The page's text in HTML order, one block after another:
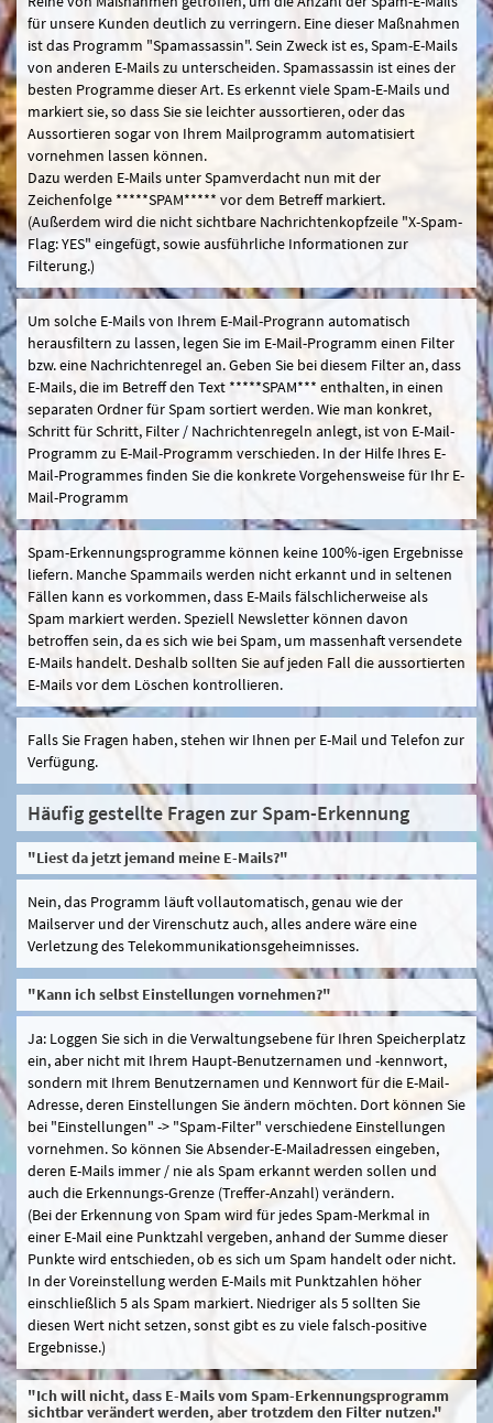
für unsere Kunden deutlich zu verringern. Eine dieser Maßnahmen
ist das Programm "Spamassassin". Sein Zweck ist es, Spam-E-Mails
von anderen E-Mails zu unterscheiden. Spamassassin ist eines der
besten Programme dieser Art. Es erkennt viele Spam-E-Mails und
markiert sie, so dass Sie sie leichter aussortieren, oder das
Aussortieren sogar von Ihrem Mailprogramm automatisiert
vornehmen lassen können.
Dazu werden E-Mails unter Spamverdacht nun mit der
Zeichenfolge *****SPAM***** vor dem Betreff markiert.
(Außerdem wird die nicht sichtbare Nachrichtenkopfzeile "X-Spam-
Flag: YES" eingefügt, sowie ausführliche Informationen zur
Filterung.)
Um solche E-Mails von Ihrem E-Mail-Progrann automatisch
herausfiltern zu lassen, legen Sie im E-Mail-Programm einen Filter
bzw. eine Nachrichtenregel an. Geben Sie bei diesem Filter an, dass
E-Mails, die im Betreff den Text *****SPAM*** enthalten, in einen
separaten Ordner für Spam sortiert werden. Wie man konkret,
Schritt für Schritt, Filter / Nachrichtenregeln anlegt, ist von E-Mail-
Programm zu E-Mail-Programm verschieden. In der Hilfe Ihres E-
Mail-Programmes finden Sie die konkrete Vorgehensweise für Ihr E-
Mail-Programm
Spam-Erkennungsprogramme können keine 100%-igen Ergebnisse
liefern. Manche Spammails werden nicht erkannt und in seltenen
Fällen kann es vorkommen, dass E-Mails fälschlicherweise als
Spam markiert werden. Speziell Newsletter können davon
betroffen sein, da es sich wie bei Spam, um massenhaft versendete
E-Mails handelt. Deshalb sollten Sie auf jeden Fall die aussortierten
E-Mails vor dem Löschen kontrollieren.
Falls Sie Fragen haben, stehen wir Ihnen per E-Mail und Telefon zur
Verfügung.
Häufig gestellte Fragen zur Spam-Erkennung
"Liest da jetzt jemand meine E-Mails?"
Nein, das Programm läuft vollautomatisch, genau wie der
Mailserver und der Virenschutz auch, alles andere wäre eine
Verletzung des Telekommunikationsgeheimnisses.
"Kann ich selbst Einstellungen vornehmen?"
Ja: Loggen Sie sich in die Verwaltungsebene für Ihren Speicherplatz
ein, aber nicht mit Ihrem Haupt-Benutzernamen und -kennwort,
sondern mit Ihrem Benutzernamen und Kennwort für die E-Mail-
Adresse, deren Einstellungen Sie ändern möchten. Dort können Sie
bei "Einstellungen" -> "Spam-Filter" verschiedene Einstellungen
vornehmen. So können Sie Absender-E-Mailadressen eingeben,
deren E-Mails immer / nie als Spam erkannt werden sollen und
auch die Erkennungs-Grenze (Treffer-Anzahl) verändern.
(Bei der Erkennung von Spam wird für jedes Spam-Merkmal in
einer E-Mail eine Punktzahl vergeben, anhand der Summe dieser
Punkte wird entschieden, ob es sich um Spam handelt oder nicht.
In der Voreinstellung werden E-Mails mit Punktzahlen höher
einschließlich 5 als Spam markiert. Niedriger als 5 sollten Sie
diesen Wert nicht setzen, sonst gibt es zu viele falsch-positive
Ergebnisse.)
"Ich will nicht, dass E-Mails vom Spam-Erkennungsprogramm
sichtbar verändert werden, aber trotzdem den Filter nutzen."